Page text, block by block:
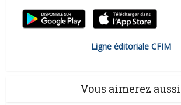
Ligne éditoriale CFIM
Vous aimerez aussi